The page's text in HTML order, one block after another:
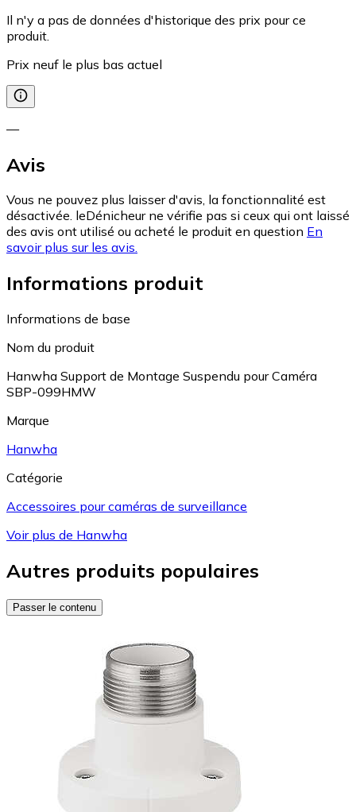
Il n'y a pas de données d'historique des prix pour ce
produit.
Prix neuf le plus bas actuel
—
Avis
Vous ne pouvez plus laisser d'avis, la fonctionnalité est
désactivée. leDénicheur ne vérifie pas si ceux qui ont laissé
des avis ont utilisé ou acheté le produit en question En
savoir plus sur les avis.
Informations produit
Informations de base
Nom du produit
Hanwha Support de Montage Suspendu pour Caméra
SBP-099HMW
Marque
Hanwha
Catégorie
Accessoires pour caméras de surveillance
Voir plus de Hanwha
Autres produits populaires
Passer le contenu